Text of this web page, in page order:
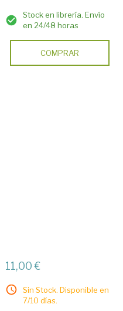
Stock en librería. Envío
en 24/48 horas
COMPRAR
11,00 €
Sin Stock. Disponible en
7/10 días.